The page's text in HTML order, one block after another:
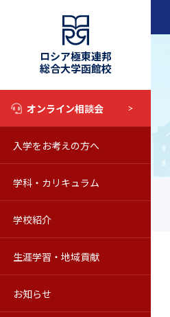
ロシア極東連邦
総合大学函館校
オンライン相談会
入学をお考えの方へ
学科・カリキュラム
学校紹介
生涯学習・地域貢献
お知らせ